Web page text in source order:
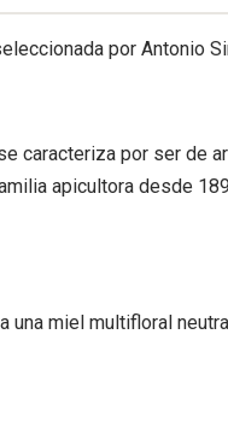
por Antonio
caracteriza por ser de
apicultora desde
miel multifloral